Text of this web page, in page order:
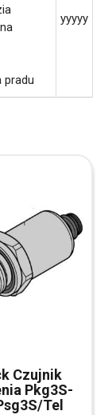
pradu
yyyyy
Czujnik
Pkg3S-
Tel